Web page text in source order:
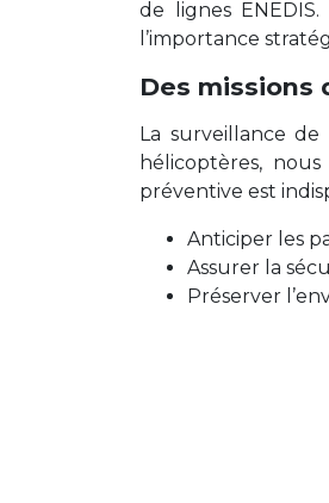
de lignes
l’importance
Des missions
La surveillance
hélicoptères,
préventive est
Anticiper les
Assurer la
Préserver